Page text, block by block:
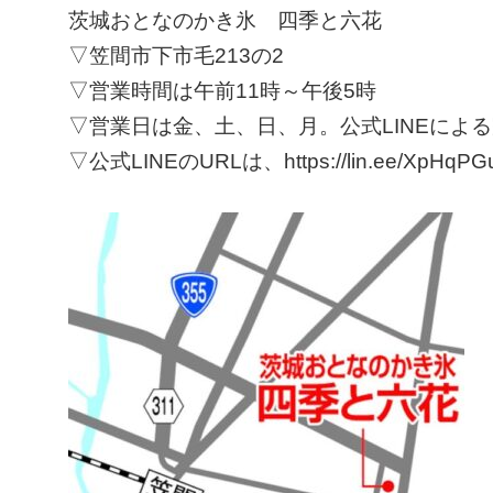
茨城おとなのかき氷 四季と六花
▽笠間市下市毛213の2
▽営業時間は午前11時～午後5時
▽営業日は金、土、日、月。公式LINEによる
▽公式LINEのURLは、https://lin.ee/